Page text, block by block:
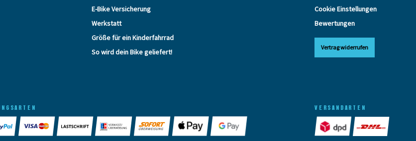
E-Bike Versicherung
Werkstatt
Größe für ein Kinderfahrrad
So wird dein Bike geliefert!
Cookie Einstellungen
Bewertungen
Vertrag widerrufen
VERSANDARTEN